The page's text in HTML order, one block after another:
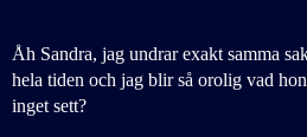
Åh Sandra, jag undrar exakt samma
hela tiden och jag blir så orolig vad
inget sett?